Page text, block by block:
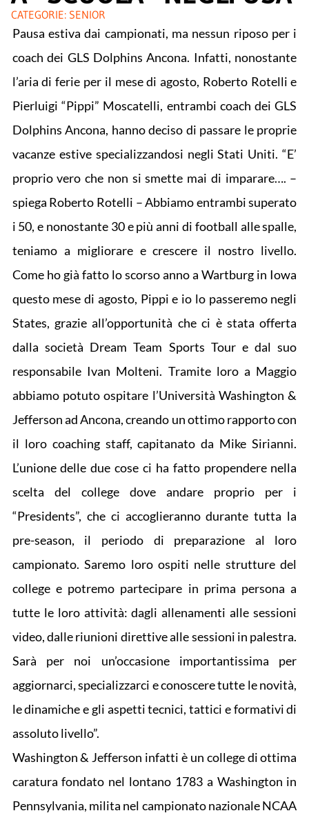
CATEGORIE: SENIOR
Pausa estiva dai campionati, ma nessun riposo per i
coach dei GLS Dolphins Ancona. Infatti, nonostante
l’aria di ferie per il mese di agosto, Roberto Rotelli e
Pierluigi “Pippi” Moscatelli, entrambi coach dei GLS
Dolphins Ancona, hanno deciso di passare le proprie
vacanze estive specializzandosi negli Stati Uniti. “E’
proprio vero che non si smette mai di imparare…. –
spiega Roberto Rotelli – Abbiamo entrambi superato
i 50, e nonostante 30 e più anni di football alle spalle,
teniamo a migliorare e crescere il nostro livello.
Come ho già fatto lo scorso anno a Wartburg in Iowa
questo mese di agosto, Pippi e io lo passeremo negli
States, grazie all’opportunità che ci è stata offerta
dalla società Dream Team Sports Tour e dal suo
responsabile Ivan Molteni. Tramite loro a Maggio
abbiamo potuto ospitare l’Università Washington &
Jefferson ad Ancona, creando un ottimo rapporto con
il loro coaching staff, capitanato da Mike Sirianni.
L’unione delle due cose ci ha fatto propendere nella
scelta del college dove andare proprio per i
“Presidents”, che ci accoglieranno durante tutta la
pre-season, il periodo di preparazione al loro
campionato. Saremo loro ospiti nelle strutture del
college e potremo partecipare in prima persona a
tutte le loro attività: dagli allenamenti alle sessioni
video, dalle riunioni direttive alle sessioni in palestra.
Sarà per noi un’occasione importantissima per
aggiornarci, specializzarci e conoscere tutte le novità,
le dinamiche e gli aspetti tecnici, tattici e formativi di
assoluto livello”.
Washington & Jefferson infatti è un college di ottima
caratura fondato nel lontano 1783 a Washington in
Pennsylvania, milita nel campionato nazionale NCAA